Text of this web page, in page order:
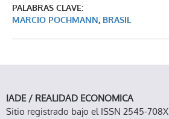
PALABRAS CLAVE:
MARCIO POCHMANN, BRASIL
IADE / REALIDAD ECONOMICA
Sitio registrado bajo el ISSN 2545-708X